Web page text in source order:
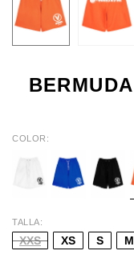
COLOR
TALLA
XXS XS S M